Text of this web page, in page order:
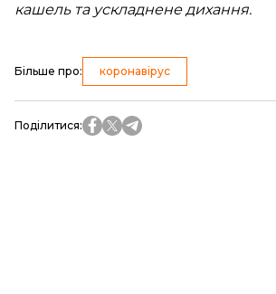
кашель та ускладнене дихання.
Більше про: коронавірус
Поділитися: